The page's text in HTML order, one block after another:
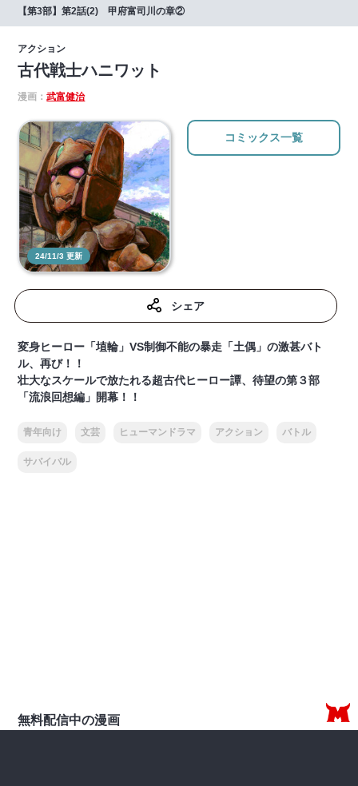
【第3部】第2話(2) 甲府富司川の章②
アクション
古代戦士ハニワット
漫画：武富健治
24/11/3 更新
コミックス一覧
シェア
変身ヒーロー「埴輪」VS制御不能の暴走「土偶」の激甚バト
ル、再び！！
壮大なスケールで放たれる超古代ヒーロー譚、待望の第３部
「流浪回想編」開幕！！
青年向け 文芸 ヒューマンドラマ アクション バトル
サバイバル
無料配信中の漫画